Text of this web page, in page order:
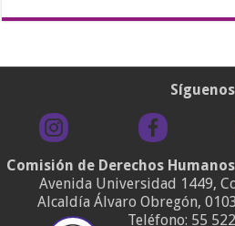
Comisión de Derechos
Avenida Universidad 1449,
Alcaldía Álvaro Obregón,
Teléfono: 55